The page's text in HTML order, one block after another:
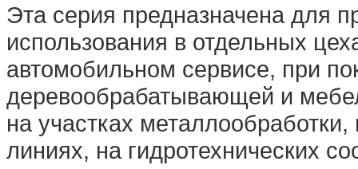
Эта серия предназначена для
использования в отдельных
автомобильном сервисе, при
деревообрабатывающей и
на участках
линиях, на гидротехнических